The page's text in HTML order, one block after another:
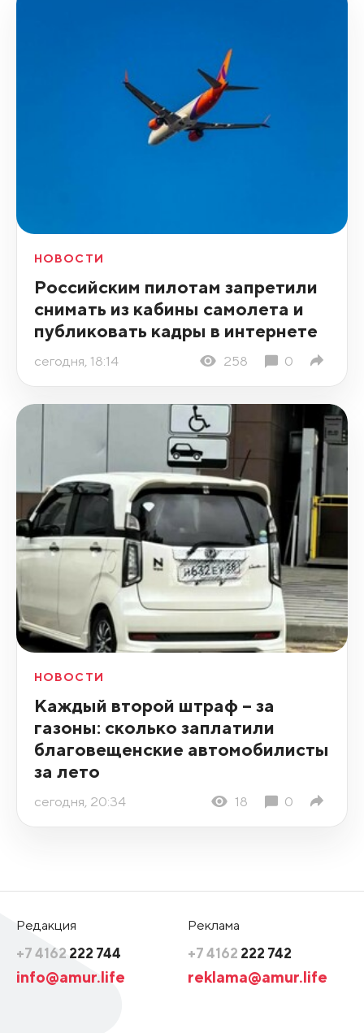
НОВОСТИ
Российским пилотам запретили
снимать из кабины самолета и
публиковать кадры в интернете
сегодня, 18:14 258 0
НОВОСТИ
Каждый второй штраф – за
газоны: сколько заплатили
благовещенские автомобилисты
за лето
сегодня, 20:34 18 0
Редакция
+7 4162 222 744
info@amur.life
Реклама
+7 4162 222 742
reklama@amur.life